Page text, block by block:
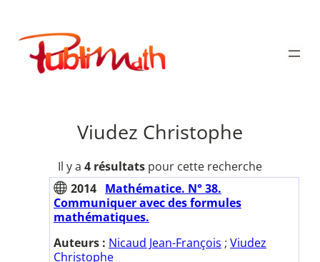
contenu
Publimath
Viudez Christophe
Il y a 4 résultats pour cette recherche
2014 Mathématice. N° 38.
Communiquer avec des formules
mathématiques.
Auteurs : Nicaud Jean-François ; Viudez
Christophe